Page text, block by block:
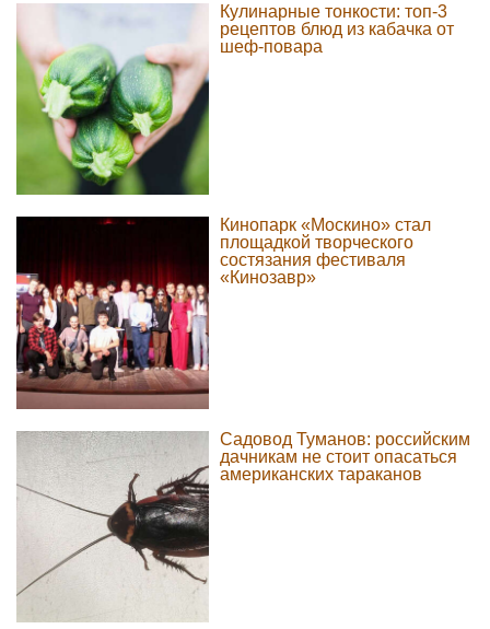
Кулинарные тонкости: топ-3
рецептов блюд из кабачка от
шеф-повара
Кинопарк «Москино» стал
площадкой творческого
состязания фестиваля
«Кинозавр»
Садовод Туманов: российским
дачникам не стоит опасаться
американских тараканов